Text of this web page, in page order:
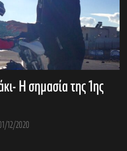
Η σημασία της 1ης
12/2020